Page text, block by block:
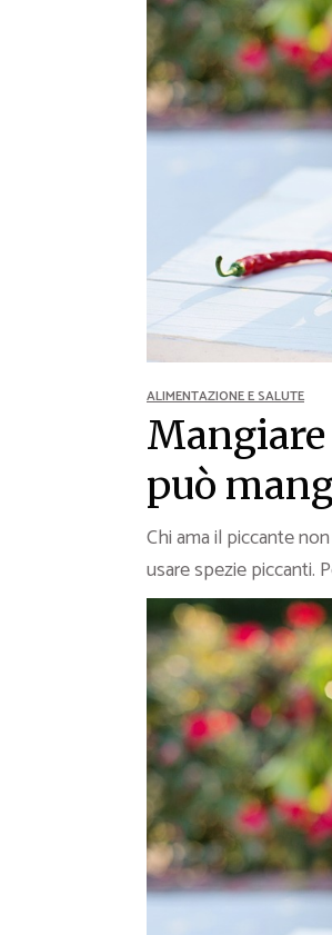
Ricette
Ricette
Ricette
Ricette
Ricette
Video
Ricette
ALIMENTAZIONE E SALUTE
può
Chi ama il piccante
usare spezie piccanti.